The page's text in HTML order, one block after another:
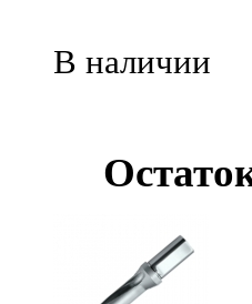
В наличии
Остаток